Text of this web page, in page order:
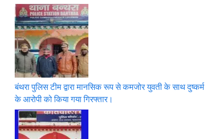
बंथरा पुलिस टीम द्वारा मानसिक रूप से कमजोर युवती के साथ दुष्कर्म
के आरोपी को किया गया गिरफ्तार।